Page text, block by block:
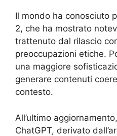
Il mondo ha conosciuto
2, che ha mostrato
trattenuto dal rilascio
preoccupazioni etiche.
una maggiore
generare contenuti
contesto.
All’ultimo
ChatGPT, derivato